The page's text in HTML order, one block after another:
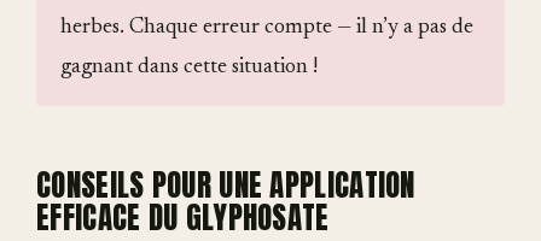
herbes. Chaque erreur compte — il n’y a pas de
gagnant dans cette situation !
CONSEILS POUR UNE APPLICATION
EFFICACE DU GLYPHOSATE